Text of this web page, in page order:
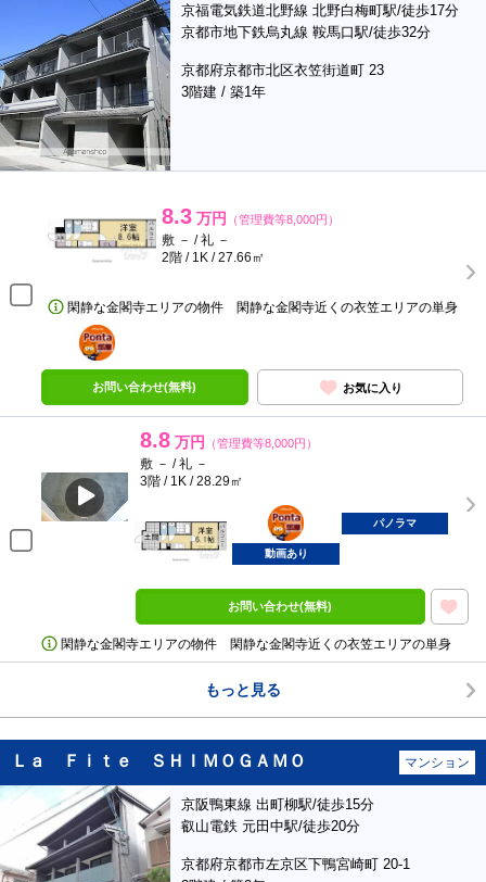
京福電気鉄道北野線 北野白梅町駅/徒歩17分
京都市地下鉄烏丸線 鞍馬口駅/徒歩32分
京都府京都市北区衣笠街道町 23
3階建 / 築1年
8.3 万円 （管理費等8,000円）
敷 － / 礼 －
2階 / 1K / 27.66㎡
閑静な金閣寺エリアの物件 閑静な金閣寺近くの衣笠エリアの単身
ポンタ
部屋
お問い合わせ(無料) お気に入り
8.8 万円 （管理費等8,000円）
敷 － / 礼 －
3階 / 1K / 28.29㎡
ポンタ
部屋
パノラマ
動画あり
お問い合わせ(無料)
閑静な金閣寺エリアの物件 閑静な金閣寺近くの衣笠エリアの単身
もっと見る
Ｌａ Ｆｉｔｅ ＳＨＩＭＯＧＡＭＯ マンション
京阪鴨東線 出町柳駅/徒歩15分
叡山電鉄 元田中駅/徒歩20分
京都府京都市左京区下鴨宮崎町 20-1